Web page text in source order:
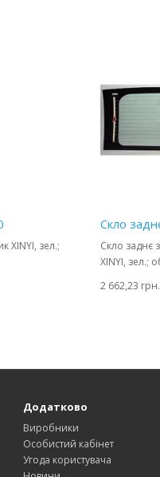
XINYI, зел.;
Скло
Скло заднє
XINYI, зел.;
2 662,23 грн.
Додатково
Виробники
Особистий кабінет
Угода користувача